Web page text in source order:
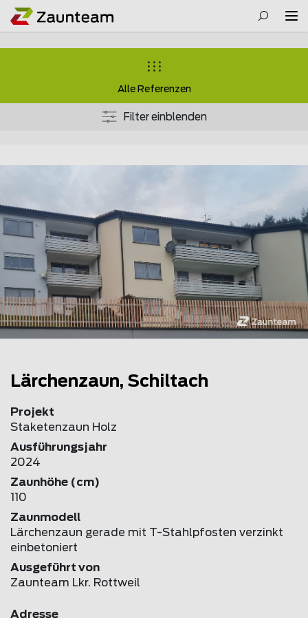
Alle Referenzen
Filter einblenden
Lärchenzaun, Schiltach
Projekt
Staketenzaun Holz
Ausführungsjahr
2024
Zaunhöhe (cm)
110
Zaunmodell
Lärchenzaun gerade mit T-Stahlpfosten verzinkt
einbetoniert
Ausgeführt von
Zaunteam Lkr. Rottweil
Adresse